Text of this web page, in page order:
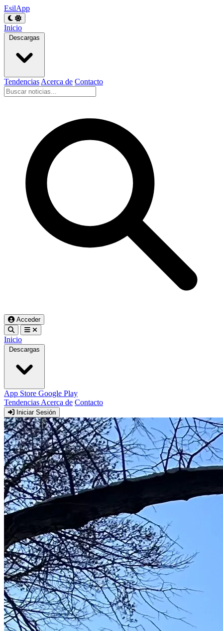
EsilApp
Inicio
Descargas
Tendencias Acerca de Contacto
Acceder
Inicio
Descargas
App Store Google Play
Tendencias Acerca de Contacto
Iniciar Sesión